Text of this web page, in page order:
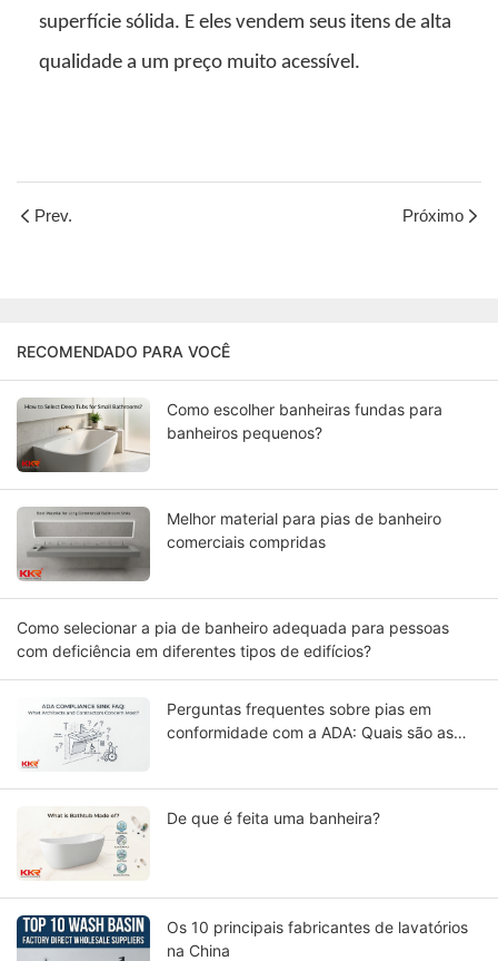
superfície sólida. E eles vendem seus itens de alta
qualidade a um preço muito acessível.
Prev. Próximo
RECOMENDADO PARA VOCÊ
Como escolher banheiras fundas para
banheiros pequenos?
Melhor material para pias de banheiro
comerciais compridas
Como selecionar a pia de banheiro adequada para pessoas
com deficiência em diferentes tipos de edifícios?
Perguntas frequentes sobre pias em
conformidade com a ADA: Quais são as
De que é feita uma banheira?
Os 10 principais fabricantes de lavatórios
na China